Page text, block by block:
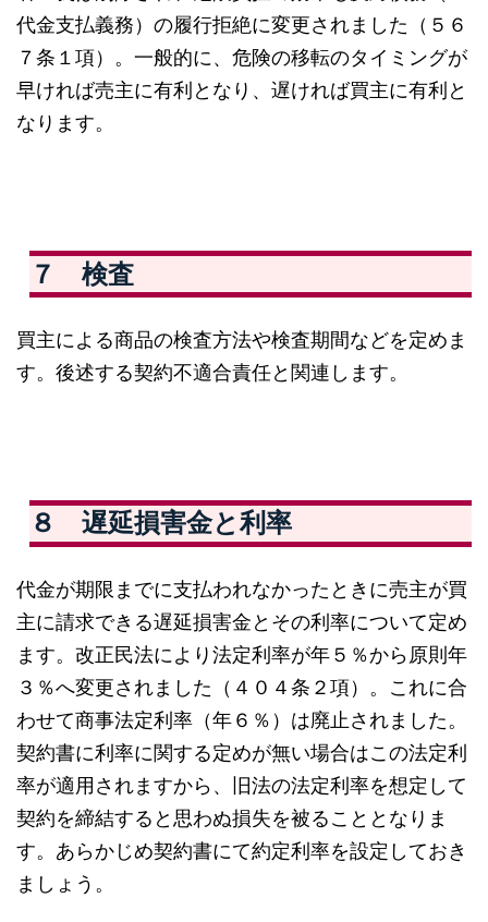
代金支払義務）の履行拒絶に変更されました（５６
７条１項）。一般的に、危険の移転のタイミングが
早ければ売主に有利となり、遅ければ買主に有利と
なります。
７ 検査
買主による商品の検査方法や検査期間などを定めま
す。後述する契約不適合責任と関連します。
８ 遅延損害金と利率
代金が期限までに支払われなかったときに売主が買
主に請求できる遅延損害金とその利率について定め
ます。改正民法により法定利率が年５％から原則年
３％へ変更されました（４０４条２項）。これに合
わせて商事法定利率（年６％）は廃止されました。
契約書に利率に関する定めが無い場合はこの法定利
率が適用されますから、旧法の法定利率を想定して
契約を締結すると思わぬ損失を被ることとなりま
す。あらかじめ契約書にて約定利率を設定しておき
ましょう。